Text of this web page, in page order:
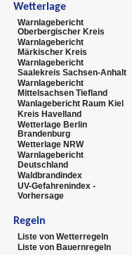
Wetterlage
Warnlagebericht
Oberbergischer Kreis
Warnlagebericht
Märkischer Kreis
Warnlagebericht
Saalekreis Sachsen-Anhalt
Warnlagebericht
Mittelsachsen Tiefland
Wanlagebericht Raum Kiel
Kreis Havelland
Wetterlage Berlin
Brandenburg
Wetterlage NRW
Warnlagebericht
Deutschland
Waldbrandindex
UV-Gefahrenindex -
Vorhersage
Regeln
Liste von Wetterregeln
Liste von Bauernregeln